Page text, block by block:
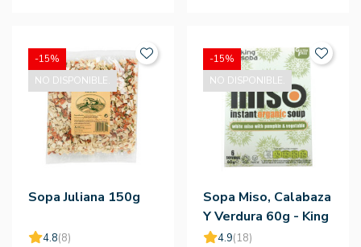
Sopa Juliana 150g
4.8(8)
-15%
NO DISPONIBLE.
Sopa Miso, Calabaza
Y Verdura 60g - King
Sopa
4.9(18)
-15%
NO DISPONIBLE.